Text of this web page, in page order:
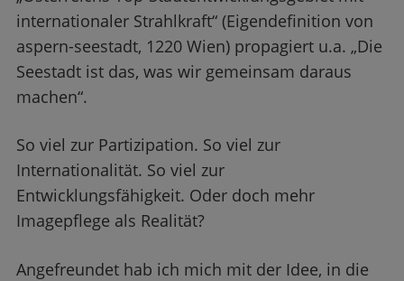
internationaler Strahlkraft“ (Eigendefinition von
aspern-seestadt, 1220 Wien) propagiert u.a. „Die
Seestadt ist das, was wir gemeinsam daraus
machen“.
So viel zur Partizipation. So viel zur
Internationalität. So viel zur
Entwicklungsfähigkeit. Oder doch mehr
Imagepflege als Realität?
Angefreundet hab ich mich mit der Idee, in die